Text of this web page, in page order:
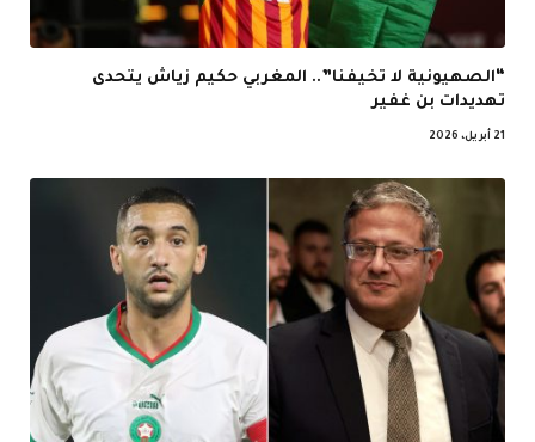
“الصهيونية لا تخيفنا”.. المغربي حكيم زياش يتحدى
تهديدات بن غفير
21 أبريل، 2026